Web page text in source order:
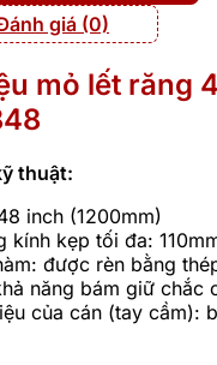
giá (0)
mỏ lết răng
thuật:
inch (1200mm)
kính kẹp tối đa:
được rèn bằng
năng bám giữ chắc
của cán (tay cầm):